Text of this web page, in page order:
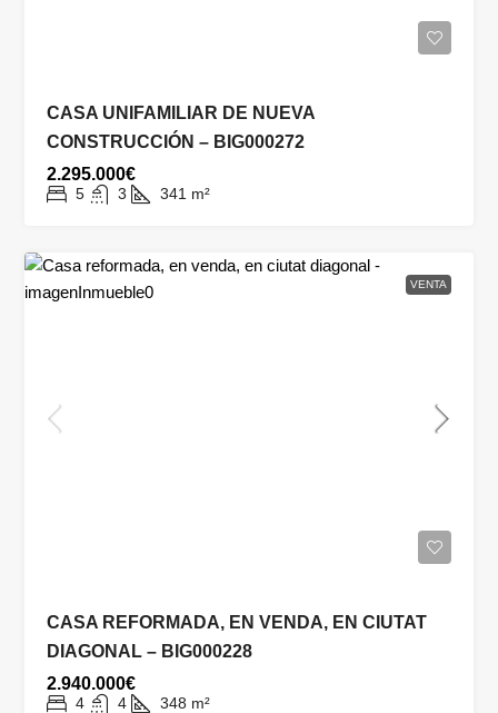
CASA UNIFAMILIAR DE NUEVA
CONSTRUCCIÓN – BIG000272
2.295.000€
5 3 341 m²
VENTA
CASA REFORMADA, EN VENDA, EN CIUTAT
DIAGONAL – BIG000228
2.940.000€
4 4 348 m²